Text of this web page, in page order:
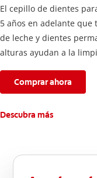
El cepillo de dientes
5 años en adelante
de leche y dientes
alturas ayudan a la
Comprar ahora
Descubra más